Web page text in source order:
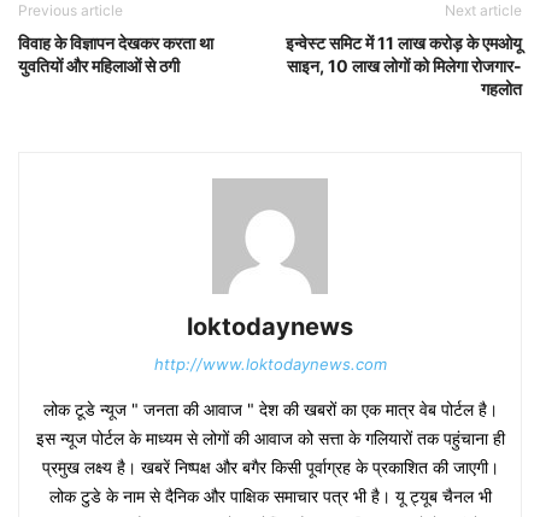
Previous article
विवाह के विज्ञापन देखकर करता था
युवतियों और महिलाओं से ठगी
Next article
इन्वेस्ट समिट में 11 लाख करोड़ के एमओयू
साइन, 10 लाख लोगों को मिलेगा रोजगार-
गहलोत
loktodaynews
http://www.loktodaynews.com
लोक टूडे न्यूज " जनता की आवाज " देश की खबरों का एक मात्र वेब पोर्टल है।
इस न्यूज पोर्टल के माध्यम से लोगों की आवाज को सत्ता के गलियारों तक पहुंचाना ही
प्रमुख लक्ष्य है। खबरें निष्पक्ष और बगैर किसी पूर्वाग्रह के प्रकाशित की जाएगी।
लोक टुडे के नाम से दैनिक और पाक्षिक समाचार पत्र भी है। यू ट्यूब चैनल भी